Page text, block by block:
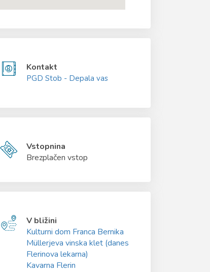
Kontakt
PGD Stob - Depala vas
Vstopnina
Brezplačen vstop
V bližini
Kulturni dom Franca Bernika
Müllerjeva vinska klet (danes
Flerinova lekarna)
Kavarna Flerin